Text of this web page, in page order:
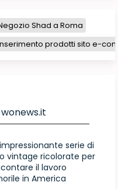
Shad a Roma
prodotti sito e-
wonews.it
serie di
vintage ricolorate per
il lavoro
in America